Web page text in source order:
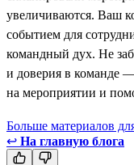
увеличиваются. Ваш
событием для
командный дух. Не
и доверия в команде
на мероприятии и
Больше материалов
↩ На главную блога